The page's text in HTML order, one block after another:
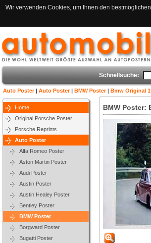
Wir verwenden Cookies, um Ihnen den
Schnellsuche:
Auto Poster| Auto Poster| BMW Poster| Bmw Original
Home
Original Porsche Poster
Porsche Reprints
Auto Poster
Alfa Romeo Poster
Aston Martin Poster
Audi Poster
Austin Poster
Austin Healey Poster
Bentley Poster
BMW Poster
Borgward Poster
Bugatti Poster
BMW Poster: